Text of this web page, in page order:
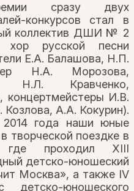
сразу двух
конкурсов стал в
коллектив ДШИ № 2
русской песни
Е.А. Балашова, Н.П.
Н.А. Морозова,
Н.Л. Кравченко,
концертмейстеры И.В.
А.А. Кокурин).
года наши юные
творческой поездке в
где проходил XIII
детско-юношеский
Москва», а также IV
детско-юношеского